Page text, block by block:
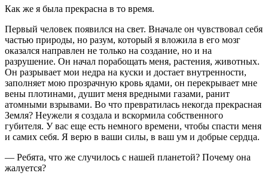
Как же я была прекрасна в то время.
Первый человек появился на свет. Вначале он чувствовал себя
частью природы, но разум, который я вложила в его мозг
оказался направлен не только на создание, но и на
разрушение. Он начал порабощать меня, растения, животных.
Он разрывает мои недра на куски и достает внутренности,
заполняет мою прозрачную кровь ядами, он перекрывает мне
вены плотинами, душит меня вредными газами, ранит
атомными взрывами. Во что превратилась некогда прекрасная
Земля? Неужели я создала и вскормила собственного
губителя. У вас еще есть немного времени, чтобы спасти меня
и самих себя. Я верю в ваши силы, в ваш ум и добрые сердца.
— Ребята, что же случилось с нашей планетой? Почему она
жалуется?